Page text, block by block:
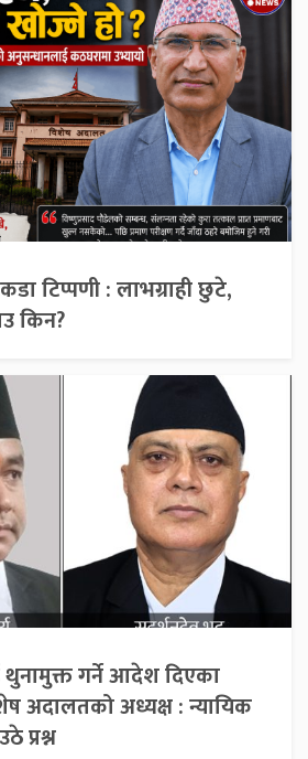
टिप्पणी : लाभग्राही छुटे,
किन?
थुनामुक्त गर्ने आदेश दिएका
अदालतको अध्यक्ष : न्यायिक
प्रश्न